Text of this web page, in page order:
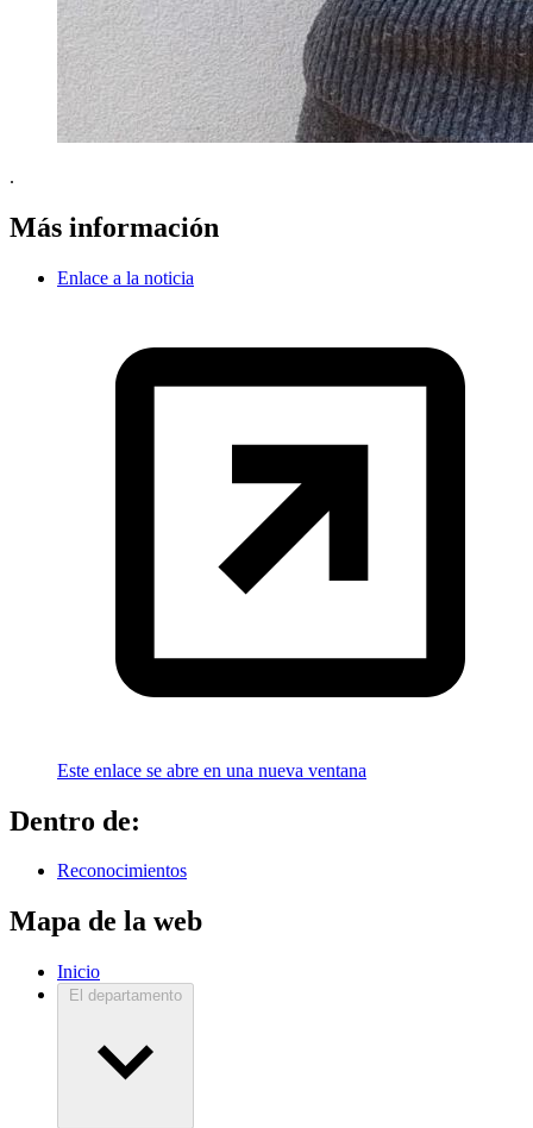
.
Más información
Enlace a la noticia
Este enlace se abre en una nueva ventana
Dentro de:
Reconocimientos
Mapa de la web
Inicio
El departamento